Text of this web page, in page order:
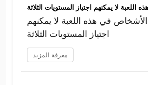
الأشخاص في هذه اللعبة لا يمكنهم
اجتياز المستويات الثلاثة
معرفة المزيد